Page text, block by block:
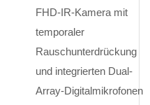
FHD-IR-Kamera mit
temporaler
Rauschunterdrückung
und integrierten Dual-
Array-Digitalmikrofonen